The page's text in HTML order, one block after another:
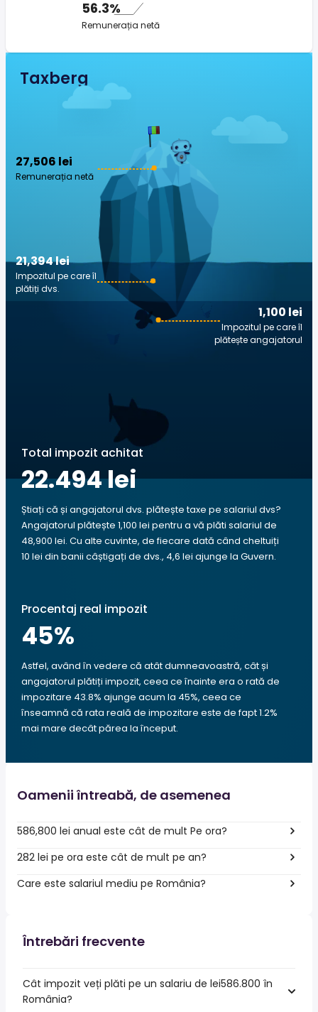
56.3%
Remunerația netă
Taxberg
27,506 lei
Remunerația netă
1,100 lei
Impozitul pe care îl
plătește angajatorul
21,394 lei
Impozitul pe care îl
plătiți dvs.
Total impozit achitat
22.494 lei
Știați că și angajatorul dvs. plătește taxe pe salariul dvs?
Angajatorul plătește 1,100 lei pentru a vă plăti salariul de
48,900 lei. Cu alte cuvinte, de fiecare dată când cheltuiți
10 lei din banii câștigați de dvs., 4,6 lei ajunge la Guvern.
Procentaj real impozit
45%
Astfel, având în vedere că atât dumneavoastră, cât și
angajatorul plătiți impozit, ceea ce înainte era o rată de
impozitare 43.8% ajunge acum la 45%, ceea ce
înseamnă că rata reală de impozitare este de fapt 1.2%
mai mare decât părea la început.
Oamenii întreabă, de asemenea
586,800 lei anual este cât de mult Pe ora?
282 lei pe ora este cât de mult pe an?
Care este salariul mediu pe România?
Întrebări frecvente
Cât impozit veți plăti pe un salariu de lei586.800 în
România?